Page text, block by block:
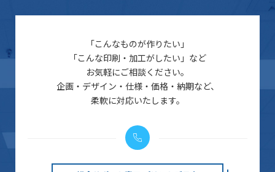
「こんなものが作りたい」
「こんな印刷・加工がしたい」など
お気軽にご相談ください。
企画・デザイン・仕様・価格・納期など、
柔軟に対応いたします。